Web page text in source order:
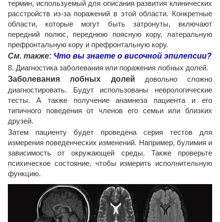
термин, используемый для описания развития клинических
расстройств из-за поражений в этой области. Конкретные
области, которые могут быть затронуты, включают
передний полюс, переднюю поясную кору, латеральную
префронтальную кору и префронтальную кору.
См. также: Что вы знаете о височной эпилепсии?
8. Диагностика заболевания или поражения лобных долей.
Заболевания лобных долей довольно сложно
диагностировать. Будут использованы неврологические
тесты. А также получение анамнеза пациента и его
типичного поведения от членов его семьи или близких
друзей.
Затем пациенту будет проведена серия тестов для
измерения поведенческих изменений. Например, булимия и
зависимость от окружающей среды. Также проверьте
психическое состояние, чтобы измерить исполнительную
функцию.